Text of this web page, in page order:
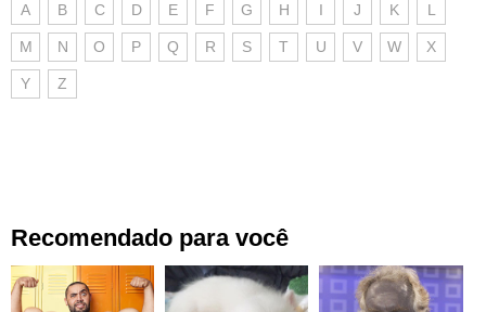
A B C D E F G H I J K L
M N O P Q R S T U V W X
Y Z
Recomendado para você